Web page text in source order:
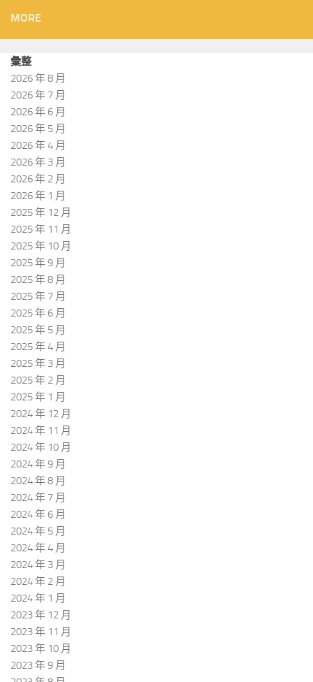
MORE
彙整
2026 年 8 月
2026 年 7 月
2026 年 6 月
2026 年 5 月
2026 年 4 月
2026 年 3 月
2026 年 2 月
2026 年 1 月
2025 年 12 月
2025 年 11 月
2025 年 10 月
2025 年 9 月
2025 年 8 月
2025 年 7 月
2025 年 6 月
2025 年 5 月
2025 年 4 月
2025 年 3 月
2025 年 2 月
2025 年 1 月
2024 年 12 月
2024 年 11 月
2024 年 10 月
2024 年 9 月
2024 年 8 月
2024 年 7 月
2024 年 6 月
2024 年 5 月
2024 年 4 月
2024 年 3 月
2024 年 2 月
2024 年 1 月
2023 年 12 月
2023 年 11 月
2023 年 10 月
2023 年 9 月